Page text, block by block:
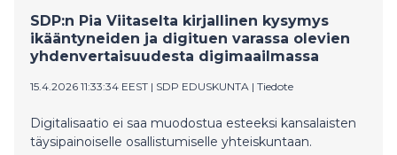
SDP:n Pia Viitaselta kirjallinen kysymys
ikääntyneiden ja digituen varassa olevien
yhdenvertaisuudesta digimaailmassa
15.4.2026 11:33:34 EEST | SDP EDUSKUNTA | Tiedote
Digitalisaatio ei saa muodostua esteeksi kansalaisten
täysipainoiselle osallistumiselle yhteiskuntaan.